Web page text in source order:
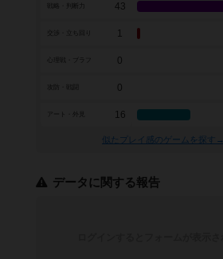
戦略・判断力 43
1
0
0
アート・外見 16
似たプレイ感のゲームを探す→
データに関する報告